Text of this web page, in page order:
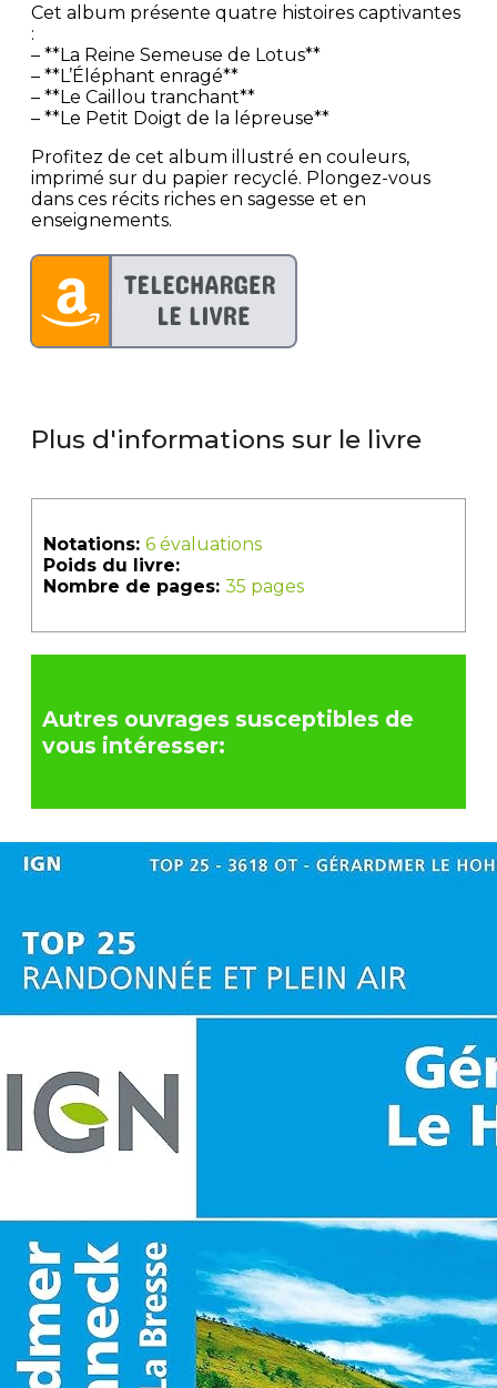
Cet album présente quatre histoires captivantes
:
– **La Reine Semeuse de Lotus**
– **L’Éléphant enragé**
– **Le Caillou tranchant**
– **Le Petit Doigt de la lépreuse**
Profitez de cet album illustré en couleurs,
imprimé sur du papier recyclé. Plongez-vous
dans ces récits riches en sagesse et en
enseignements.
Plus d'informations sur le livre
Notations: 6 évaluations
Poids du livre:
Nombre de pages: 35 pages
Autres ouvrages susceptibles de
vous intéresser: